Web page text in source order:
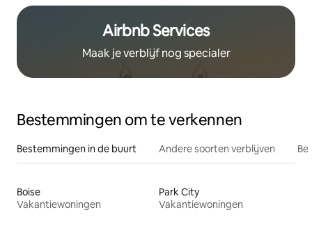
Airbnb Services
Maak je verblijf nog specialer
Bestemmingen om te verkennen
Bestemmingen in de buurt Andere soorten verblijven
Boise
Vakantiewoningen
Park City
Vakantiewoningen